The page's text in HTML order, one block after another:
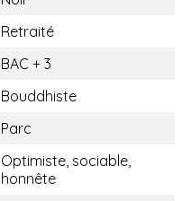
Retraité
BAC + 3
Bouddhiste
Parc
Optimiste, sociable,
honnête